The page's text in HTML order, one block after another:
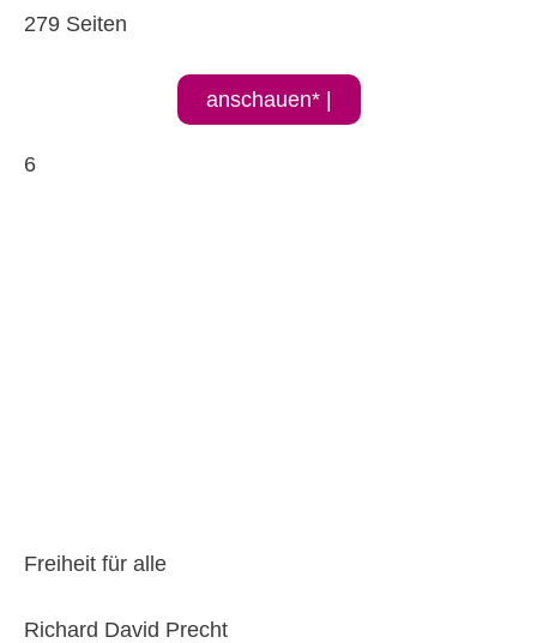
279 Seiten
anschauen* |
6
Freiheit für alle
Richard David Precht